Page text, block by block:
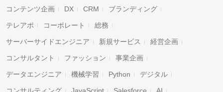
コンテンツ企画 DX CRM ブランディング
テレアポ コーポレート 総務
サーバーサイドエンジニア 新規サービス 経営企画
コンサルタント ファッション 事業企画
データエンジニア 機械学習 Python デジタル